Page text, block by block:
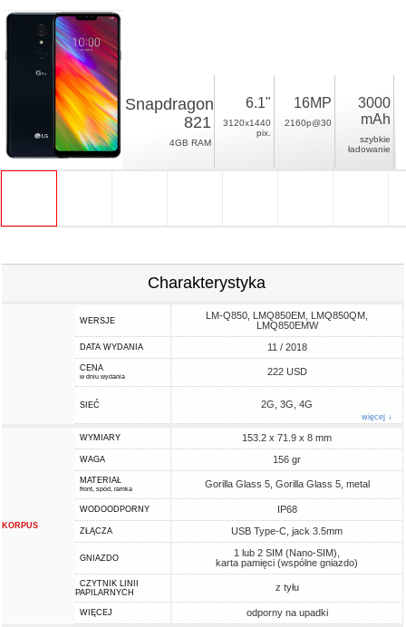
Snapdragon
821
4GB RAM
6.1"
3120x1440
pix.
16MP
2160p@30
3000
mAh
szybkie
ładowanie
Charakterystyka
WERSJE
LM-Q850, LMQ850EM, LMQ850QM,
LMQ850EMW
DATA WYDANIA 11 / 2018
CENA
w dniu wydania 222 USD
SIEĆ 2G, 3G, 4G
więcej ↓
KORPUS
WYMIARY 153.2 x 71.9 x 8 mm
WAGA 156 gr
MATERIAŁ
front, spód, ramka Gorilla Glass 5, Gorilla Glass 5, metal
WODOODPORNY IP68
ZŁĄCZA USB Type-C, jack 3.5mm
GNIAZDO
1 lub 2 SIM (Nano-SIM),
karta pamięci (wspólne gniazdo)
CZYTNIK LINII
PAPILARNYCH
z tyłu
WIĘCEJ odporny na upadki